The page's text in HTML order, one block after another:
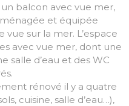
balcon avec vue mer,
et équipée
sur la mer. L’espace
avec vue mer, dont une
salle d’eau et des WC
rénové il y a quatre
cuisine, salle d’eau…),